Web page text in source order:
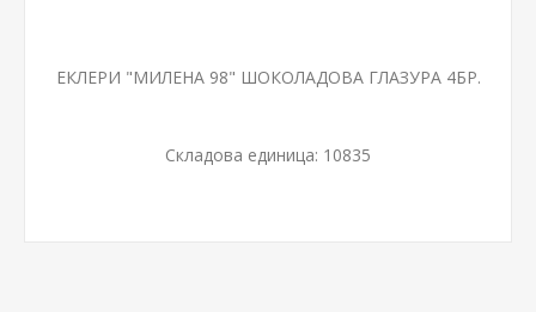
ЕКЛЕРИ "МИЛЕНА 98" ШОКОЛАДОВА ГЛАЗУРА 4БР.
Складова единица: 10835